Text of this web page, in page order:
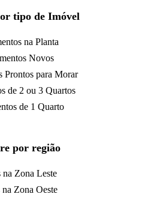
tipo de Imóvel
na Planta
Novos
Prontos para Morar
de 2 ou 3 Quartos
de 1 Quarto
por região
na Zona Leste
Zona Oeste